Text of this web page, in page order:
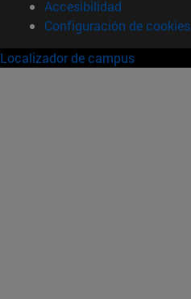
Accesibilidad
Configuración de cookies
Localizador de campus